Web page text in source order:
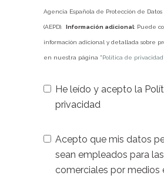
Agencia Española de Protección de Datos
(AEPD). Información adicional: Puede
información adicional y detallada sobre
en nuestra página "Política de
He leído y acepto la
privacidad
Acepto que mis datos
sean empleados para
comerciales por medios